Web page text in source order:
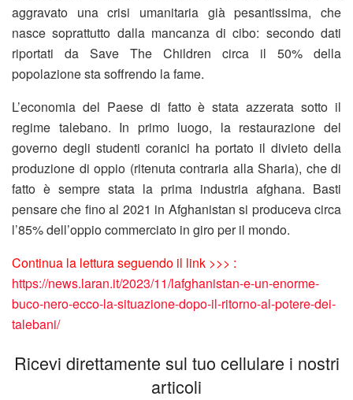
aggravato una crisi umanitaria già pesantissima, che
nasce soprattutto dalla mancanza di cibo: secondo dati
riportati da Save The Children circa il 50% della
popolazione sta soffrendo la fame.
L’economia del Paese di fatto è stata azzerata sotto il
regime talebano. In primo luogo, la restaurazione del
governo degli studenti coranici ha portato il divieto della
produzione di oppio (ritenuta contraria alla Sharia), che di
fatto è sempre stata la prima industria afghana. Basti
pensare che fino al 2021 in Afghanistan si produceva circa
l’85% dell’oppio commerciato in giro per il mondo.
Continua la lettura seguendo il link >>> :
https://news.laran.it/2023/11/lafghanistan-e-un-enorme-
buco-nero-ecco-la-situazione-dopo-il-ritorno-al-potere-dei-
talebani/
Ricevi direttamente sul tuo cellulare i nostri
articoli